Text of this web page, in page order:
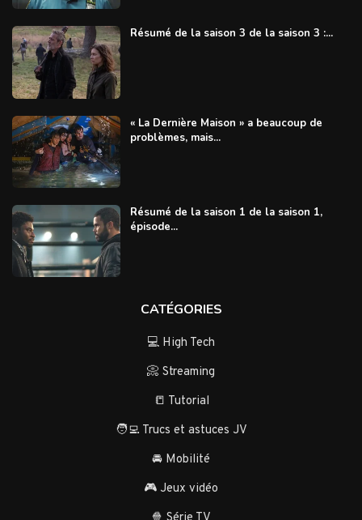
Résumé de la saison 3 de la saison 3 :...
« La Dernière Maison » a beaucoup de
problèmes, mais...
Résumé de la saison 1 de la saison 1,
épisode...
CATÉGORIES
💻 High Tech
📀 Streaming
📒 Tutorial
🧑‍💻 Trucs et astuces JV
🚘 Mobilité
🎮 Jeux vidéo